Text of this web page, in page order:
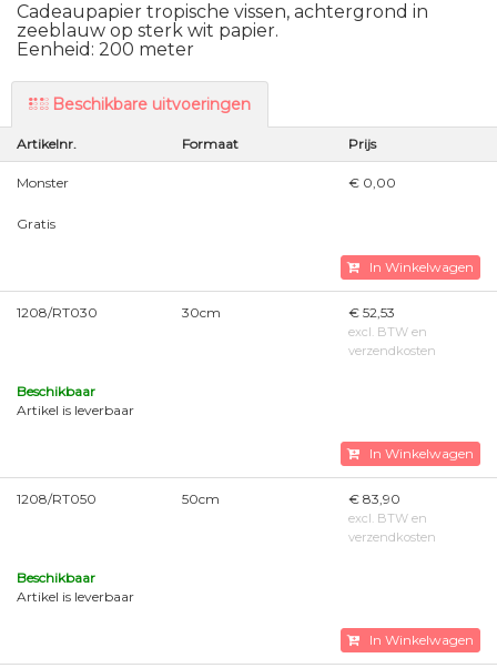
Cadeaupapier tropische vissen, achtergrond in
zeeblauw op sterk wit papier.
Eenheid: 200 meter
Beschikbare uitvoeringen
Artikelnr. Formaat Prijs
Monster € 0,00
Gratis
In Winkelwagen
1208/RT030 30cm € 52,53
excl. BTW en
verzendkosten
Beschikbaar
Artikel is leverbaar
In Winkelwagen
1208/RT050 50cm € 83,90
excl. BTW en
verzendkosten
Beschikbaar
Artikel is leverbaar
In Winkelwagen